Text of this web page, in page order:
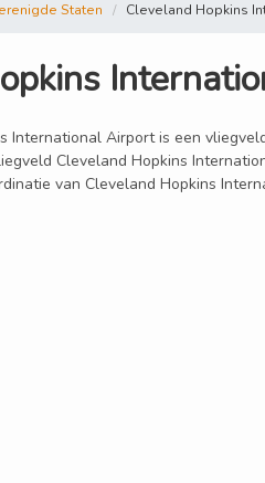
Staten Cleveland Hopkins
International Airport is een
Cleveland Hopkins
van Cleveland Hopkins